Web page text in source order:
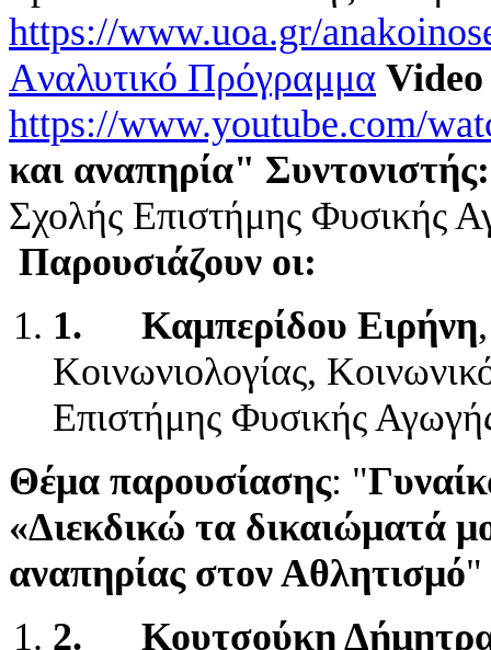
https://www.uoa.gr/
Aναλυτικό Πρόγραμμα Video
https://www.youtube.com/
και αναπηρία"
Σχολής Επιστήμης Φυσικής
Παρουσιάζουν οι:
1. Καμπερίδου Ειρήνη
Κοινωνιολογίας,
Επιστήμης Φυσικής
Θέμα παρουσίασης: "
«Διεκδικώ τα δικαιώματά
αναπηρίας στον Αθλητισμό"
2. Κουτσούκη